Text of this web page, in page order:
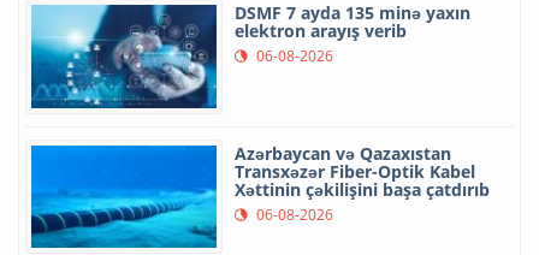
DSMF 7 ayda 135 minə yaxın
elektron arayış verib
06-08-2026
Azərbaycan və Qazaxıstan
Transxəzər Fiber-Optik Kabel
Xəttinin çəkilişini başa çatdırıb
06-08-2026